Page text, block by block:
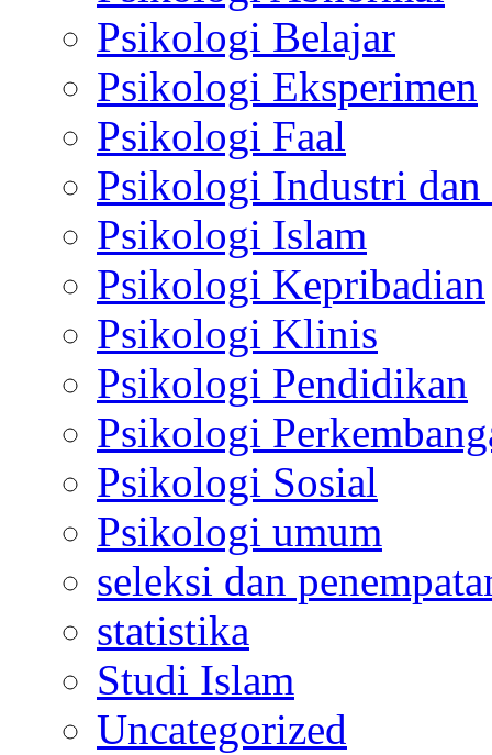
Psikologi Belajar
Psikologi Eksperimen
Psikologi Faal
Psikologi Industri dan
Psikologi Islam
Psikologi Kepribadian
Psikologi Klinis
Psikologi Pendidikan
Psikologi
Psikologi Sosial
Psikologi umum
seleksi dan
statistika
Studi Islam
Uncategorized